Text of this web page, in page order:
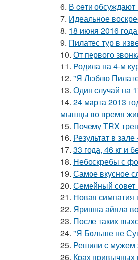
6. В ceти
7. Идеальное
8. 18 июня 2016
9. Пилатес тур в
10. От первого
11. Родила на 4-м
12. "Я Люблю
13. Один случай на
14. 24 марта 2013
мышцы во время
15. Почему TRX
16. Результат в
17. 33 года, 46 кг и
18. Небоскребы с
19. Самое вкусное
20. Семейный совет
21. Новая симпатия
22. Яришна айяла
23. После таких
24. "Я Больше не
25. Решили с мужем
26. Крах привычных